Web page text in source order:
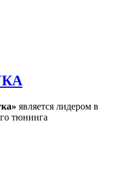
является лидером в
тюнинга